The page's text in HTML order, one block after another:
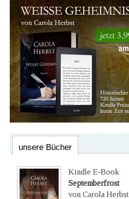
unsere Bücher
Kindle E-Book
Septemberfrost
von Carola Herbst